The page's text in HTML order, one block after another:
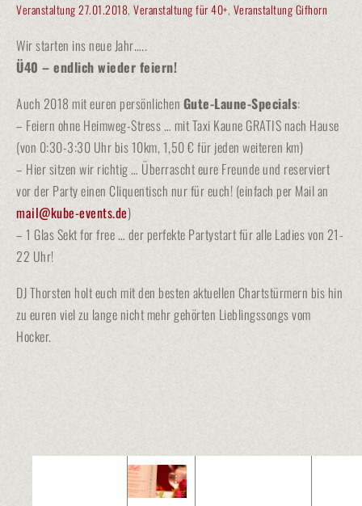
Veranstaltung 27.01.2018, Veranstaltung für 40+, Veranstaltung Gifhorn
Wir starten ins neue Jahr…..
Ü40 – endlich wieder feiern!
Auch 2018 mit euren persönlichen Gute-Laune-Specials:
– Feiern ohne Heimweg-Stress … mit Taxi Kaune GRATIS nach Hause
(von 0:30-3:30 Uhr bis 10km, 1,50 € für jeden weiteren km)
– Hier sitzen wir richtig … Überrascht eure Freunde und reserviert
vor der Party einen Cliquentisch nur für euch! (einfach per Mail an
mail@kube-events.de)
– 1 Glas Sekt for free … der perfekte Partystart für alle Ladies von 21-
22 Uhr!
DJ Thorsten holt euch mit den besten aktuellen Chartstürmern bis hin
zu euren viel zu lange nicht mehr gehörten Lieblingssongs vom
Hocker.